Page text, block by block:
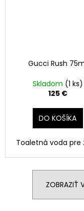
Gucci Rush
Skladom (1 ks)
125 €
DO KOŠÍKA
Toaletná voda pre
ZOBRAZIŤ